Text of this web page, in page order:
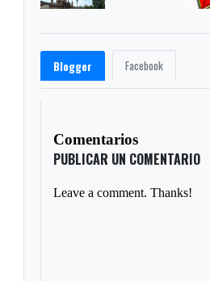
Blogger Facebook
Comentarios
PUBLICAR UN COMENTARIO
Leave a comment. Thanks!